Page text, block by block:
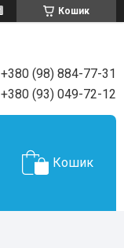
Кошик
+380 (98) 884-77-31
+380 (93) 049-72-12
Кошик